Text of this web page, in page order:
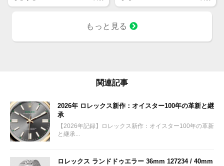
もっと見る
関連記事
2026年 ロレックス新作：オイスター100年の革新と継
承
【2026年記録】ロレックス新作：オイスター100年の革新
と継承...
ロレックス ランドドゥエラー 36mm 127234 / 40mm